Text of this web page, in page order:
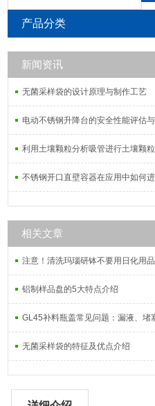
氟
产品分类
新闻资讯
无菌采样袋的设计原理与制作工艺
电动不锈钢升降台的安全性能评估与
利用土壤颗粒分析吸管进行土壤颗
不锈钢开口直壁容器在应用中如何
相关文章
注意！清洗玛瑙研钵不要用日化用品
铝制样品盘的5大特点介绍
GL45补料瓶盖常见问题：漏液、堵
无菌采样袋的特征及优点介绍